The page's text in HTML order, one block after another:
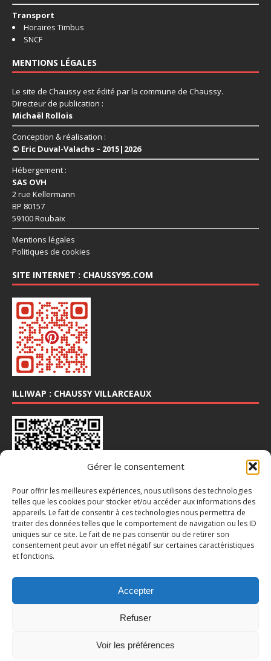
Gérer le consentement
Pour offrir les meilleures expériences, nous utilisons des technologies
telles que les cookies pour stocker et/ou accéder aux informations des
appareils. Le fait de consentir à ces technologies nous permettra de
traiter des données telles que le comportement de navigation ou les ID
uniques sur ce site. Le fait de ne pas consentir ou de retirer son
consentement peut avoir un effet négatif sur certaines caractéristiques
et fonctions.
Accepter
Refuser
Voir les préférences
Transport
Horaires Timbus
SNCF
MENTIONS LÉGALES
Le site de Chaussy est édité par la commune de Chaussy.
Directeur de publication :
Michaël Rollois
Conception & réalisation :
© Eric Duval-Valachs – 2015|2026
Hébergement :
SAS OVH
2 rue Kellermann
BP 80157
59100 Roubaix
Mentions légales
Politiques de cookies
SITE INTERNET : CHAUSSY95.COM
ILLIWAP : CHAUSSY VILLARCEAUX
INSTA : @CHAUSSY_VILLARCEAUX